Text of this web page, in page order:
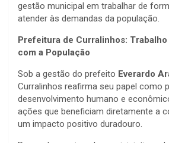
gestão municipal em trabalhar de
atender às demandas da população.
Prefeitura de Curralinhos:
com a População
Sob a gestão do prefeito Everardo
Curralinhos reafirma seu papel como
desenvolvimento humano e
ações que beneficiam diretamente a
um impacto positivo duradouro.